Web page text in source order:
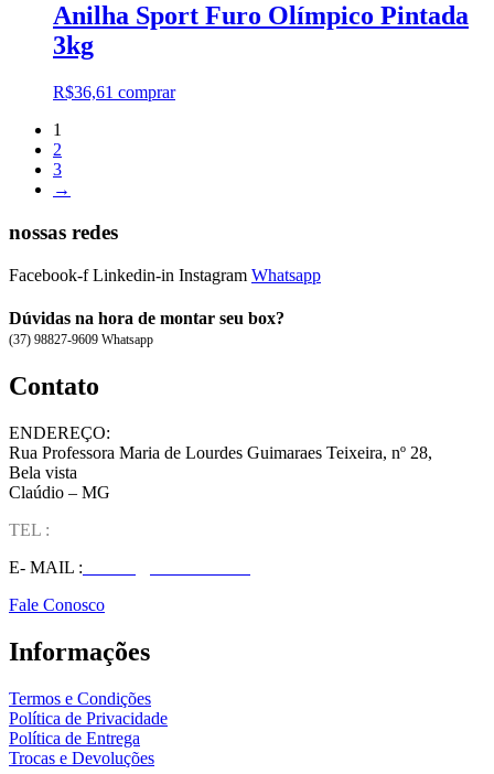
Anilha Sport Furo Olímpico Pintada
3kg
R$36,61 comprar
1
2
3
→
nossas redes
Facebook-f Linkedin-in Instagram Whatsapp
Dúvidas na hora de montar seu box?
(37) 98827-9609 Whatsapp
Contato
ENDEREÇO:
Rua Professora Maria de Lourdes Guimaraes Teixeira, nº 28,
Bela vista
Claúdio – MG
TEL :
E- MAIL :
Fale Conosco
Informações
Termos e Condições
Política de Privacidade
Política de Entrega
Trocas e Devoluções